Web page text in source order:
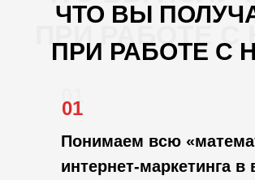
ПРИ РАБОТЕ С
01
ЧТО ВЫ
ПРИ РАБОТЕ С
01
Понимаем всю
интернет-маркетинга